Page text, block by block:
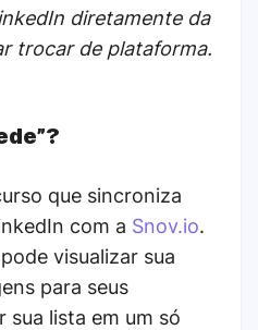
diretamente da
trocar de plataforma.
que sincroniza
com a Snov.io.
visualizar sua
para seus
sua lista em um só